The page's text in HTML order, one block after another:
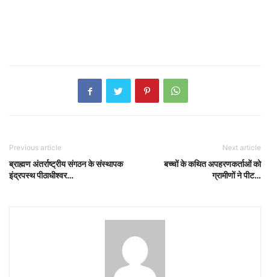
Previous article
ब्राह्मण अंतर्राष्ट्रीय संगठन के संस्थापक
इंद्रपस्थ पीठाधीश्वर…
Next article
बच्चों के कथित अपहरणकर्ताओं को
ग्रामीणों ने पीट…